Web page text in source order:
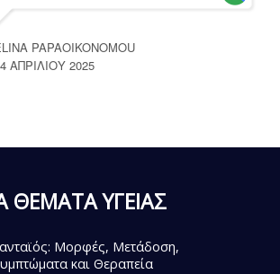
PAPAOIKONOMOU
ΑΠΡΙΛΊΟΥ 2025
ΘΕΜΑΤΑ ΥΓΕΙΑΣ
Μορφές, Μετάδοση,
και Θεραπεία